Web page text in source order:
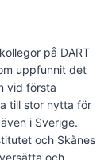
på DART
uppfunnit det
vid första
till stor nytta för
i Sverige.
och Skånes